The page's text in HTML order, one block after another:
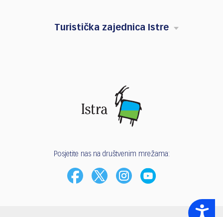
Accessibility
Turistička zajednica Istre
Posjetite nas na društvenim mrežama: